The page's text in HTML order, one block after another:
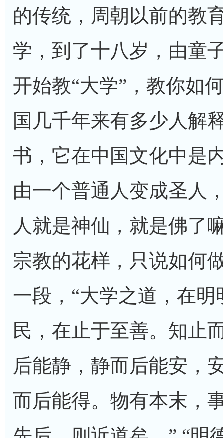
的传统，周朝以前的教
学，到了十八岁，由童
开始教“大学”，教你如
国几千年来有多少人解
书，它在中国文化中是
由一个普通人变成圣人
人就是神仙，就是佛了
宗教的花样，只说如何
一段，“大学之道，在明
民，在止于至善。知止
后能静，静而后能安，
而后能得。物有本末，